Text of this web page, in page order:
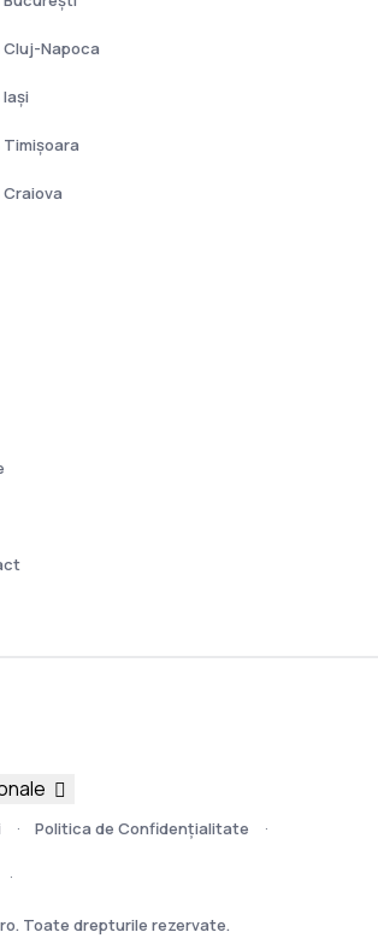
Cluj-Napoca
Politica de Confidențialitate
Toate drepturile rezervate.